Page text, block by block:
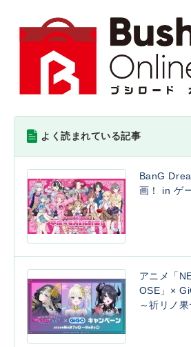
よく読まれている記事
BanG
画！ in ゲ
アニメ「
OSE」× GiGO キャンペーン
～祈リノ果